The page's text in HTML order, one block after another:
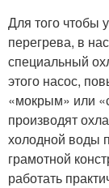
Для того чтобы
перегрева, в
специальный
этого насос,
«мокрым» или
производят
холодной воды
грамотной
работать